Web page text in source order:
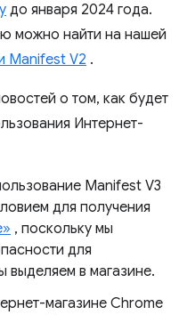
до января 2024 года.
можно найти на нашей
Manifest V2 .
о том, как будет
Интернет-
Manifest V3
для получения
, поскольку мы
для
в магазине.
магазине Chrome